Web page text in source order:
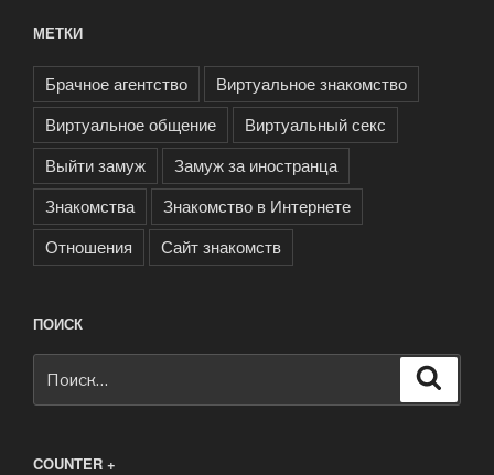
МЕТКИ
Брачное агентство
Виртуальное знакомство
Виртуальное общение
Виртуальный секс
Выйти замуж
Замуж за иностранца
Знакомства
Знакомство в Интернете
Отношения
Сайт знакомств
ПОИСК
COUNTER +